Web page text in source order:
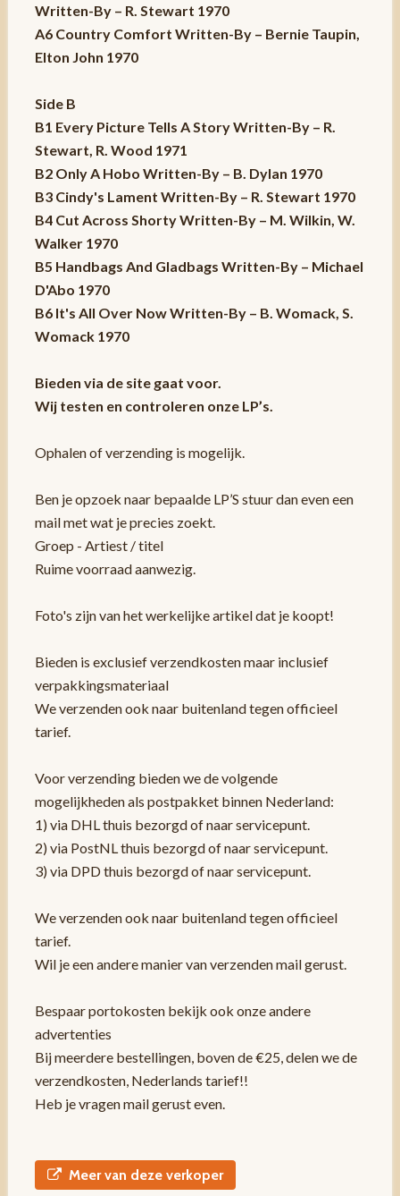
Written-By – R. Stewart 1970
A6 Country Comfort Written-By – Bernie Taupin,
Elton John 1970
Side B
B1 Every Picture Tells A Story Written-By – R.
Stewart, R. Wood 1971
B2 Only A Hobo Written-By – B. Dylan 1970
B3 Cindy's Lament Written-By – R. Stewart 1970
B4 Cut Across Shorty Written-By – M. Wilkin, W.
Walker 1970
B5 Handbags And Gladbags Written-By – Michael
D'Abo 1970
B6 It's All Over Now Written-By – B. Womack, S.
Womack 1970
Bieden via de site gaat voor.
Wij testen en controleren onze LP’s.
Ophalen of verzending is mogelijk.
Ben je opzoek naar bepaalde LP’S stuur dan even een
mail met wat je precies zoekt.
Groep - Artiest / titel
Ruime voorraad aanwezig.
Foto's zijn van het werkelijke artikel dat je koopt!
Bieden is exclusief verzendkosten maar inclusief
verpakkingsmateriaal
We verzenden ook naar buitenland tegen officieel
tarief.
Voor verzending bieden we de volgende
mogelijkheden als postpakket binnen Nederland:
1) via DHL thuis bezorgd of naar servicepunt.
2) via PostNL thuis bezorgd of naar servicepunt.
3) via DPD thuis bezorgd of naar servicepunt.
We verzenden ook naar buitenland tegen officieel
tarief.
Wil je een andere manier van verzenden mail gerust.
Bespaar portokosten bekijk ook onze andere
advertenties
Bij meerdere bestellingen, boven de €25, delen we de
verzendkosten, Nederlands tarief!!
Heb je vragen mail gerust even.
Meer van deze verkoper